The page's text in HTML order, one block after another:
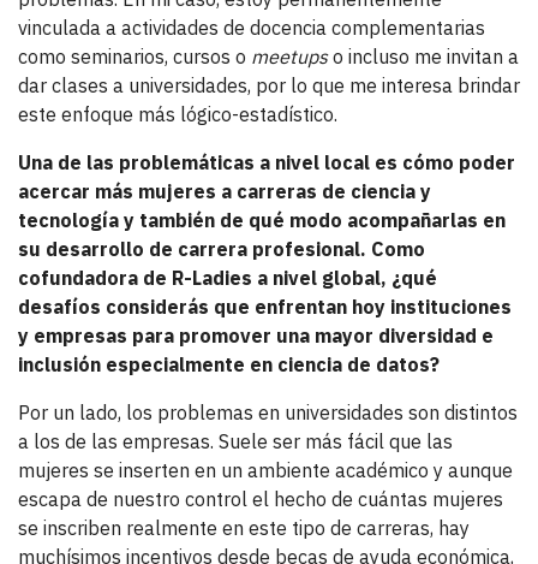
vinculada a actividades de docencia complementarias
como seminarios, cursos o meetupso incluso me invitan a
dar clases a universidades, por lo que me interesa brindar
este enfoque más lógico-estadístico.
Una de las problemáticas a nivel local es cómo poder
acercar más mujeres a carreras de ciencia y
tecnología y también de qué modo acompañarlas en
su desarrollo de carrera profesional. Como
cofundadora de R-Ladies a nivel global, ¿qué
desafíos considerás que enfrentan hoy instituciones
y empresas para promover una mayor diversidad e
inclusión especialmente en ciencia de datos?
Por un lado, los problemas en universidades son distintos
a los de las empresas. Suele ser más fácil que las
mujeres se inserten en un ambiente académico y aunque
escapa de nuestro control el hecho de cuántas mujeres
se inscriben realmente en este tipo de carreras, hay
muchísimos incentivos desde becas de ayuda económica,